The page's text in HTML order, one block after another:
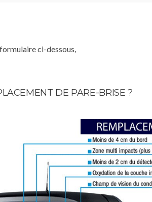
ci-dessous,
DE PARE-BRISE ?